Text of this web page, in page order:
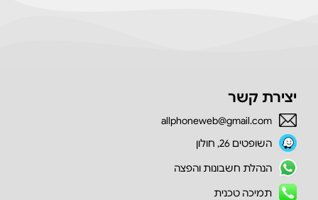
יצירת קשר
allphoneweb@gmail.com
השופטים 26, חולון
הנהלת חשבונות והפצה
תמיכה טכנית